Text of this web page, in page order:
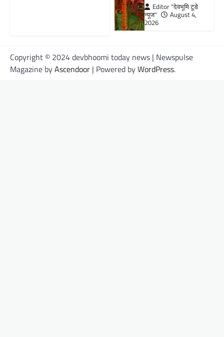
Editor "देवभूमि टूडे
न्यूज"
August 4,
2026
Copyright © 2024 devbhoomi today news | Newspulse
Magazine byAscendoor | Powered byWordPress.